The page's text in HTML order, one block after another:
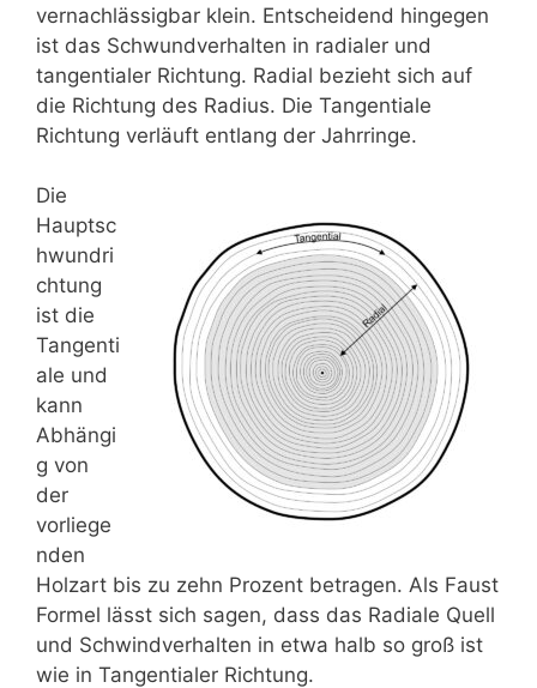
vernachlässigbar klein. Entscheidend hingegen
ist das Schwundverhalten in radialer und
tangentialer Richtung. Radial bezieht sich auf
die Richtung des Radius. Die Tangentiale
Richtung verläuft entlang der Jahrringe.
Die
Hauptsc
hwundri
chtung
ist die
Tangenti
ale und
kann
Abhängi
g von
der
vorliege
nden
Holzart bis zu zehn Prozent betragen. Als Faust
Formel lässt sich sagen, dass das Radiale Quell
und Schwindverhalten in etwa halb so groß ist
wie in Tangentialer Richtung.